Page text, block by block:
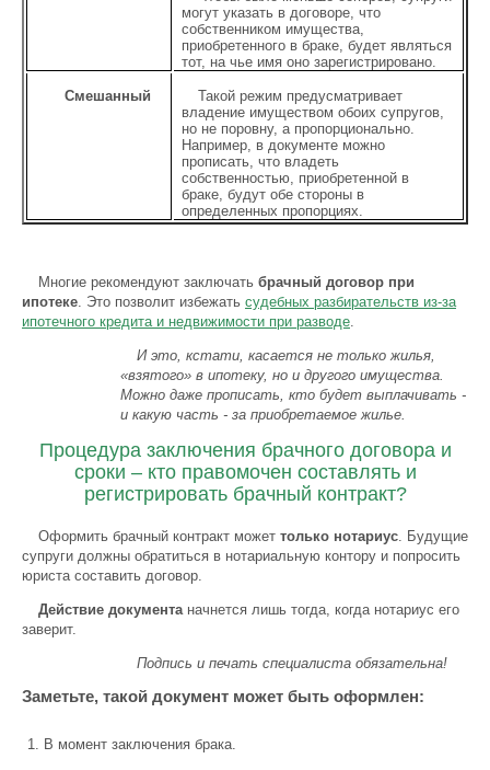
могут указать в договоре, что
собственником имущества,
приобретенного в браке, будет являться
тот, на чье имя оно зарегистрировано.
Смешанный
Такой режим предусматривает
владение имуществом обоих супругов,
но не поровну, а пропорционально.
Например, в документе можно
прописать, что владеть
собственностью, приобретенной в
браке, будут обе стороны в
определенных пропорциях.
Многие рекомендуют заключать брачный договор при
ипотеке. Это позволит избежать судебных разбирательств из-за
ипотечного кредита и недвижимости при разводе.
И это, кстати, касается не только жилья,
«взятого» в ипотеку, но и другого имущества.
Можно даже прописать, кто будет выплачивать -
и какую часть - за приобретаемое жилье.
Процедура заключения брачного договора и
сроки – кто правомочен составлять и
регистрировать брачный контракт?
Оформить брачный контракт может только нотариус. Будущие
супруги должны обратиться в нотариальную контору и попросить
юриста составить договор.
Действие документаначнется лишь тогда, когда нотариус его
заверит.
Подпись и печать специалиста обязательна!
Заметьте, такой документ может быть оформлен:
В момент заключения брака.